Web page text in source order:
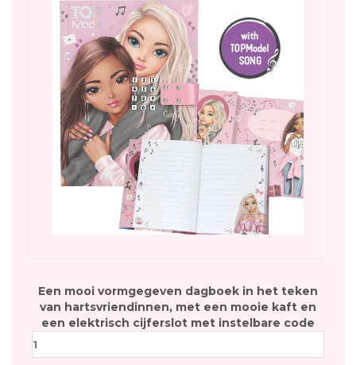
Een mooi vormgegeven dagboek in het teken
van hartsvriendinnen, met een mooie kaft en
een elektrisch cijferslot met instelbare code